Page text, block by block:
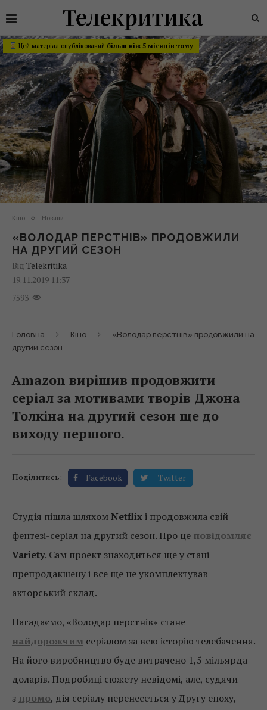
Цей матеріал опублікований більш ніж 5 місяців тому
Кіно Новини
«ВОЛОДАР ПЕРСТНІВ» ПРОДОВЖИЛИ
НА ДРУГИЙ СЕЗОН
Від Telekritika
19.11.2019 11:37
7593
Головна Кіно
«Володар перстнів» продовжили на
другий сезон
Amazon вирішив продовжити
серіал за мотивами творів Джона
Толкіна на другий сезон ще до
виходу першого.
Поділитись: Facebook Twitter
Студія пішла шляхомNetflixі продовжила свій
фентезі-серіал на другий сезон. Про це повідомляє
Variety. Сам проект знаходиться ще у стані
препродакшену і все ще не укомплектував
акторський склад.
Нагадаємо, «Володар перстнів» стане
найдорожчим серіалом за всю історію телебачення.
На його виробництво буде витрачено 1,5 мільярда
доларів. Подробиці сюжету невідомі, але, судячи
з промо, дія серіалу перенесеться у Другу епоху,